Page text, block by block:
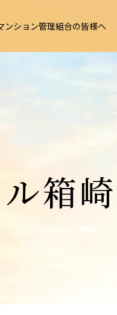
ンション管理組合の皆様へ
MANEGEMENT
ASSOCIATION
CONSULTANT
箱